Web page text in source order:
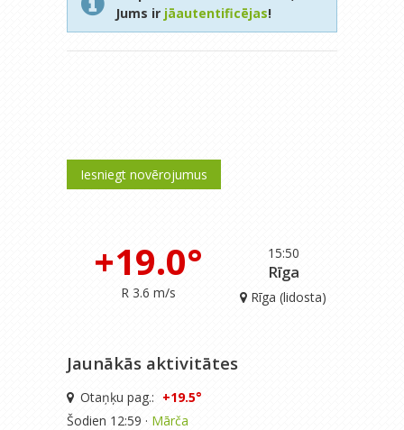
Jums ir jāautentificējas!
Iesniegt novērojumus
15:50
+19.0°
R 3.6 m/s
Rīga
Rīga (lidosta)
Jaunākās aktivitātes
Otaņķu pag.: +19.5°
Šodien 12:59 · Mārča